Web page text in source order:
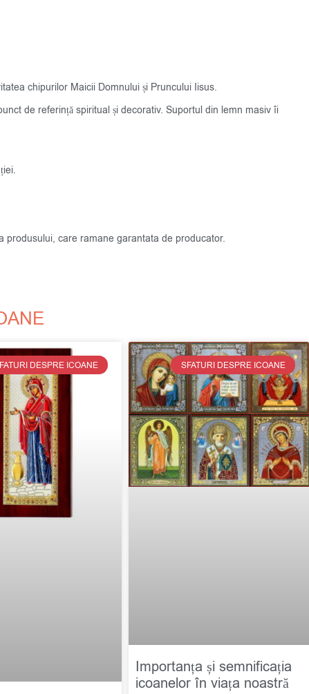
chipurilor Maicii Domnului și Pruncului Iisus.
de referință spiritual și decorativ. Suportul din lemn masiv îi
produsului, care ramane garantata de producator.
DESPRE ICOANE SFATURI DESPRE ICOANE
Importanța și semnificația
icoanelor în viața noastră